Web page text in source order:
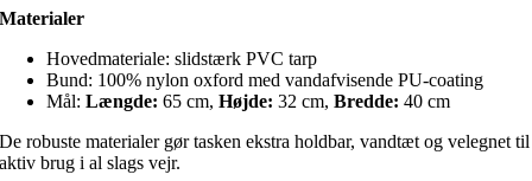
Materialer
Hovedmateriale: slidstærk PVC tarp
Bund: 100% nylon oxford med vandafvisende PU-coating
Mål:Længde: 65 cm,Højde: 32 cm,Bredde: 40 cm
De robuste materialer gør tasken ekstra holdbar, vandtæt og velegnet til
aktiv brug i al slags vejr.